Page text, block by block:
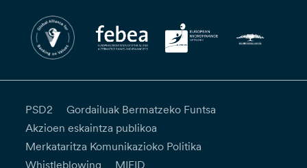
PSD2
Gordailuak Bermatzeko Funtsa
Akzioen eskaintza publikoa
Merkataritza Komunikazioko Politika
Whistleblowing
MIFID